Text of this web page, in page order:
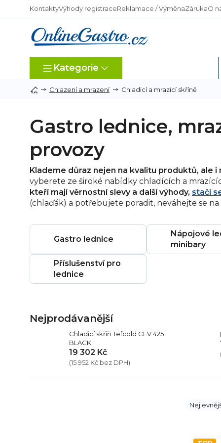
na
KontaktyVýhody registraceReklamace / VýměnaZárukaO
Kategorie
Chlazení a mrazení Chladicí a mrazicí skříně
Gastro lednice,
provozy
Klademe důraz nejen na kvalitu produktů, ale
vyberete ze široké nabídky chladících a
kteří mají věrnostní slevy a další výhody, stačí
(chlaďák) a potřebujete poradit, neváhejte se na
Gastro lednice
Nápojové
minibary
Příslušenství pro
lednice
Nejprodávanější
Chladicí skříň Tefcold CEV 425
BLACK
19 302 Kč
(15 952 Kč bez DPH)
a